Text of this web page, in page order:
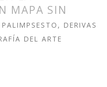
MAPA SIN
DERIVAS
DEL ARTE